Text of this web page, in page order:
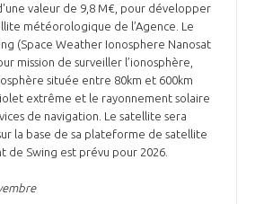
DE NOS ADHÉRENTS
ET COHÉRENT
?
AÉRONAUTIQUE ET SPATIALE
valeur de 9,8 M€, pour développer
météorologique de l’Agence. Le
(Space Weather Ionosphere Nanosat
mission de surveiller l’ionosphère,
située entre 80km et 600km
extrême et le rayonnement solaire
de navigation. Le satellite sera
la base de sa plateforme de satellite
de Swing est prévu pour 2026.
avantages d'adhérer au GIFAS.
données sectorielles,